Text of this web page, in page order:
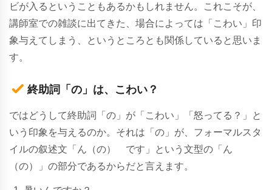
ビが入るということもあるかもしれません。これこそが、
講師室での雑談に出てきた、場合によっては「こわい」印
象与えてしまう、というところとも関係していると思いま
す。
終助詞「の」は、こわい？
ではどうして終助詞「の」が「こわい」「怒ってる？」と
いう印象を与えるのか。それは「の」が、フォーマルスタ
イルの叙述文「ん（の） です」という文型の「ん
（の）」の部分であるからだと言えます。